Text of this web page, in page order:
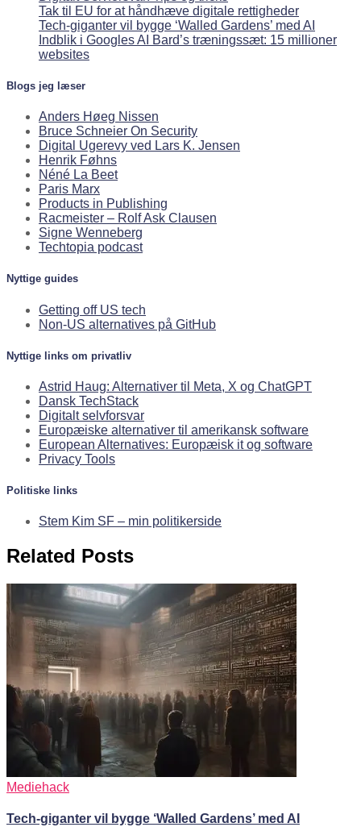
Tak til EU for at håndhæve digitale rettigheder
Tech-giganter vil bygge ‘Walled Gardens’ med AI
Indblik i Googles AI Bard’s træningssæt: 15 millioner
websites
Blogs jeg læser
Anders Høeg Nissen
Bruce Schneier On Security
Digital Ugerevy ved Lars K. Jensen
Henrik Føhns
Néné La Beet
Paris Marx
Products in Publishing
Racmeister – Rolf Ask Clausen
Signe Wenneberg
Techtopia podcast
Nyttige guides
Getting off US tech
Non-US alternatives på GitHub
Nyttige links om privatliv
Astrid Haug: Alternativer til Meta, X og ChatGPT
Dansk TechStack
Digitalt selvforsvar
Europæiske alternativer til amerikansk software
European Alternatives: Europæisk it og software
Privacy Tools
Politiske links
Stem Kim SF – min politikerside
Related Posts
Mediehack
Tech-giganter vil bygge ‘Walled Gardens’ med AI